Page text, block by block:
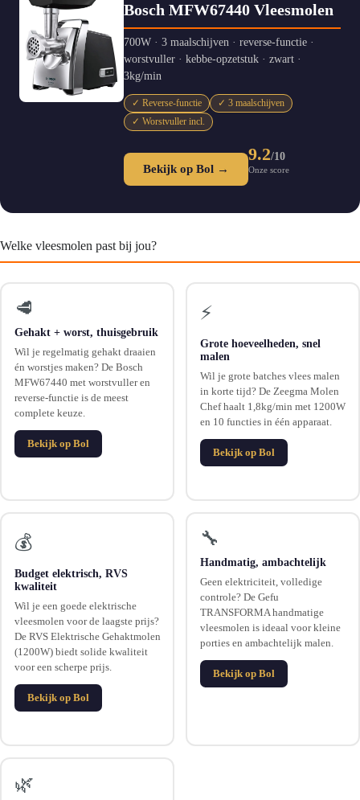
Bosch MFW67440 Vleesmolen
700W · 3 maalschijven · reverse-functie ·
worstvuller · kebbe-opzetstuk · zwart ·
3kg/min
✓ Reverse-functie
✓ 3 maalschijven
✓ Worstvuller incl.
Bekijk op Bol →
9.2/10
Onze score
Welke vleesmolen past bij jou?
🥩
Gehakt + worst, thuisgebruik
Wil je regelmatig gehakt draaien
én worstjes maken? De Bosch
MFW67440 met worstvuller en
reverse-functie is de meest
complete keuze.
Bekijk op Bol
⚡
Grote hoeveelheden, snel
malen
Wil je grote batches vlees malen
in korte tijd? De Zeegma Molen
Chef haalt 1,8kg/min met 1200W
en 10 functies in één apparaat.
Bekijk op Bol
💰
Budget elektrisch, RVS
kwaliteit
Wil je een goede elektrische
vleesmolen voor de laagste prijs?
De RVS Elektrische Gehaktmolen
(1200W) biedt solide kwaliteit
voor een scherpe prijs.
Bekijk op Bol
🔧
Handmatig, ambachtelijk
Geen elektriciteit, volledige
controle? De Gefu
TRANSFORMA handmatige
vleesmolen is ideaal voor kleine
porties en ambachtelijk malen.
Bekijk op Bol
🌿